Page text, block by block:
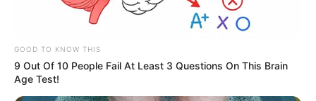
Mayo 22, 2019
GOOD TO KNOW THIS
9 Out Of 10 People Fail At Least 3 Questions On This Brain
Age Test!